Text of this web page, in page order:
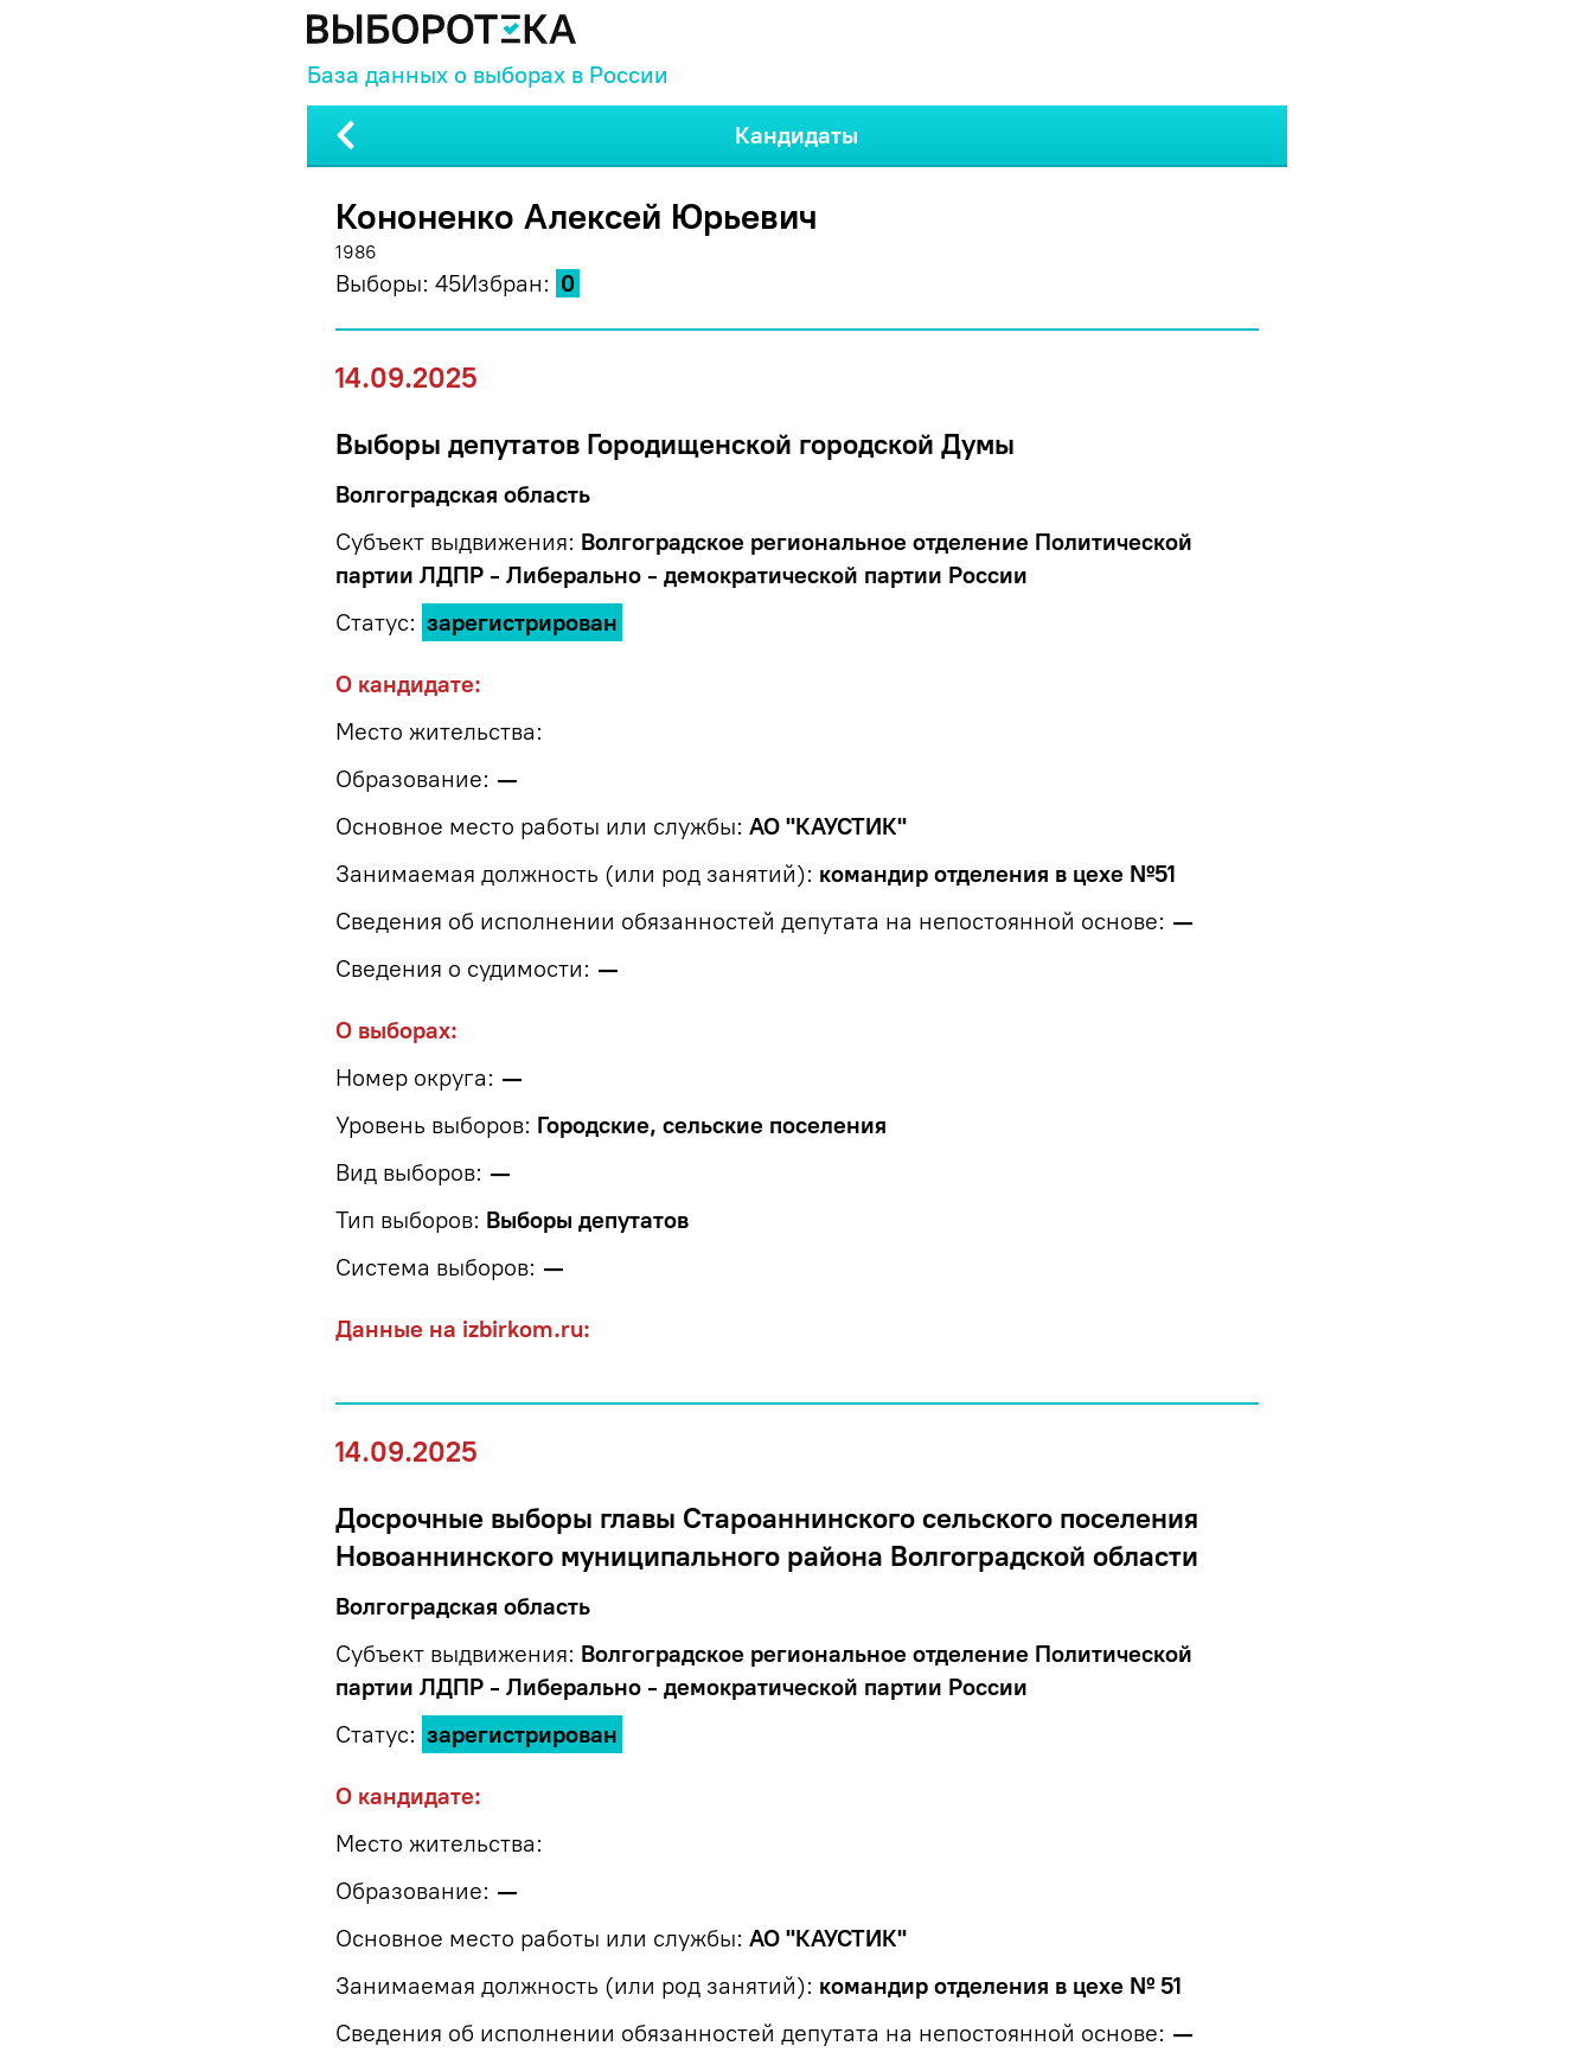
База данных о выборах в России
Кандидаты
Кононенко Алексей Юрьевич
1986
Выборы: 45Избран: 0
14.09.2025
Выборы депутатов Городищенской городской Думы
Волгоградская область
Субъект выдвижения: Волгоградское региональное отделение Политической
партии ЛДПР - Либерально - демократической партии России
Статус: зарегистрирован
О кандидате:
Место жительства:
Образование: —
Основное место работы или службы: АО "КАУСТИК"
Занимаемая должность (или род занятий): командир отделения в цехе №51
Сведения об исполнении обязанностей депутата на непостоянной основе: —
Сведения о судимости: —
О выборах:
Номер округа: —
Уровень выборов: Городские, сельские поселения
Вид выборов: —
Тип выборов: Выборы депутатов
Система выборов: —
Данные на izbirkom.ru:
14.09.2025
Досрочные выборы главы Староаннинского сельского поселения
Новоаннинского муниципального района Волгоградской области
Волгоградская область
Субъект выдвижения: Волгоградское региональное отделение Политической
партии ЛДПР - Либерально - демократической партии России
Статус: зарегистрирован
О кандидате:
Место жительства:
Образование: —
Основное место работы или службы: АО "КАУСТИК"
Занимаемая должность (или род занятий): командир отделения в цехе № 51
Сведения об исполнении обязанностей депутата на непостоянной основе: —